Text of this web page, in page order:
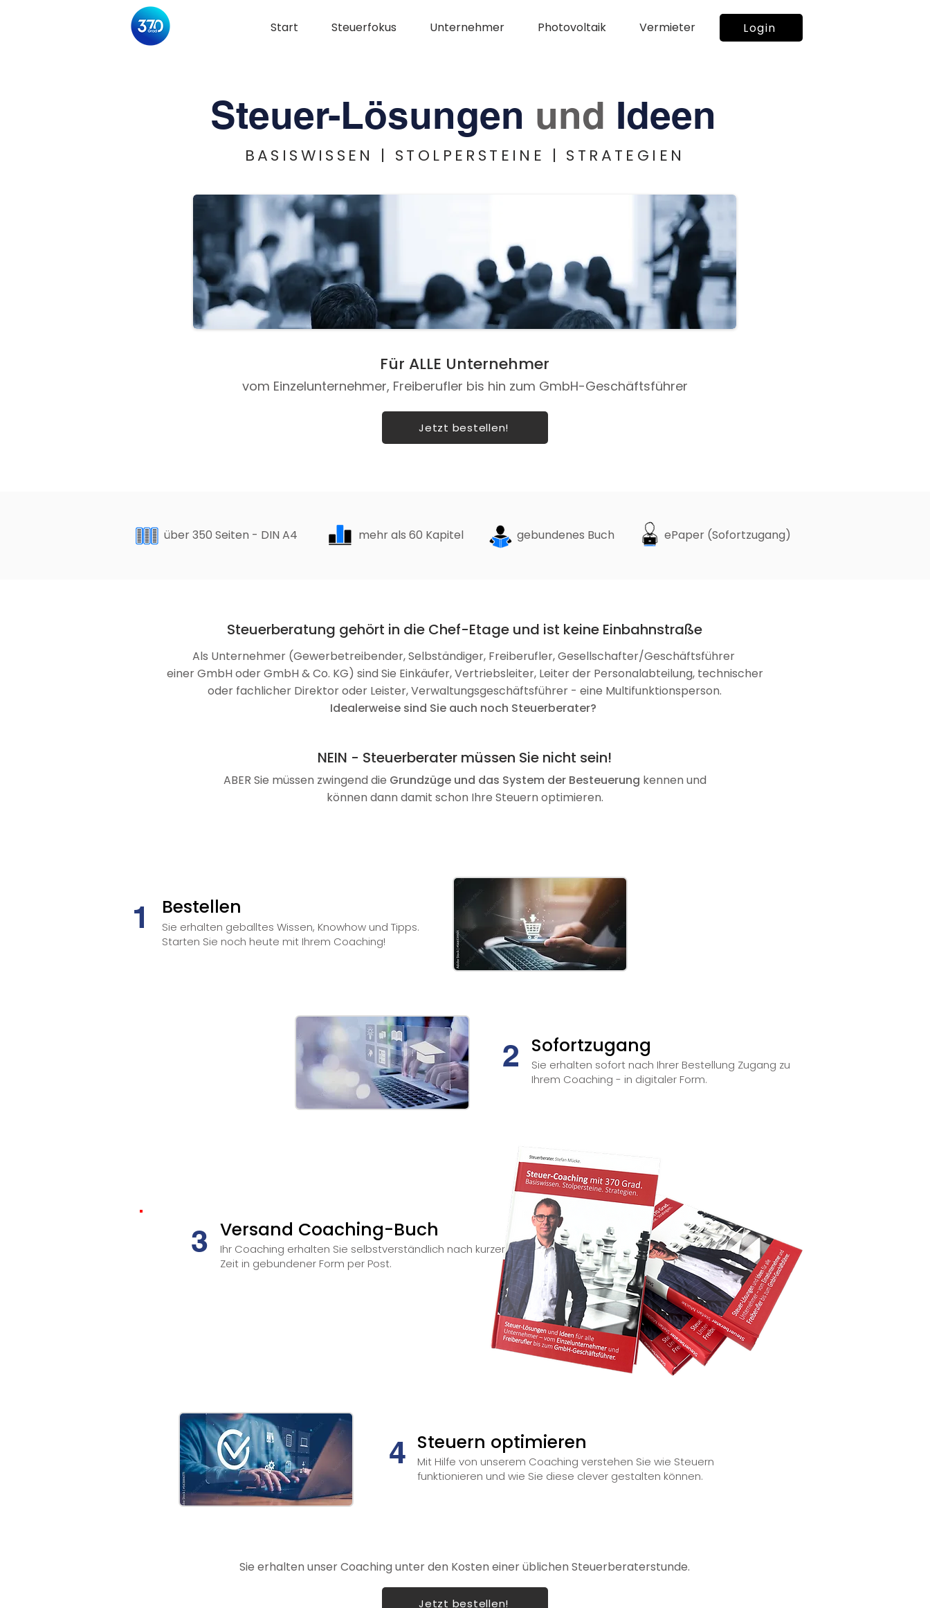
Start Steuerfokus Unternehmer Photovoltaik Vermieter Login
Steuer-Lösungen und Ideen
BASISWISSEN | STOLPERSTEINE | STRATEGIEN
vom Einzelunternehmer, Freiberufler bis hin zum GmbH-Geschäftsführer
Für ALLE Unternehmer
Jetzt bestellen!
über 350 Seiten - DIN A4 mehr als 60 Kapitel gebundenes Buch ePaper (Sofortzugang)
Steuerberatung gehört in die Chef-Etage und ist keine Einbahnstraße
Als Unternehmer (Gewerbetreibender, Selbständiger, Freiberufler, Gesellschafter/Geschäftsführer
einer GmbH oder GmbH & Co. KG) sind Sie Einkäufer, Vertriebsleiter, Leiter der Personalabteilung, technischer
oder fachlicher Direktor oder Leister, Verwaltungsgeschäftsführer - eine Multifunktionsperson.
Idealerweise sind Sie auch noch Steuerberater?
NEIN - Steuerberater müssen Sie nicht sein!
ABER Sie müssen zwingend die Grundzüge und das System der Besteuerung kennen und
können dann damit schon Ihre Steuern optimieren.
1 Bestellen
Sie erhalten geballtes Wissen, Knowhow und Tipps.
Starten Sie noch heute mit Ihrem Coaching!
2 Sofortzugang
Sie erhalten sofort nach Ihrer Bestellung Zugang zu
Ihrem Coaching - in digitaler Form.
3 Versand Coaching-Buch
Ihr Coaching erhalten Sie selbstverständlich nach kurzer
Zeit in gebundener Form per Post.
4 Steuern optimieren
Mit Hilfe von unserem Coaching verstehen Sie wie Steuern
funktionieren und wie Sie diese clever gestalten können.
Sie erhalten unser Coaching unter den Kosten einer üblichen Steuerberaterstunde.
Jetzt bestellen!